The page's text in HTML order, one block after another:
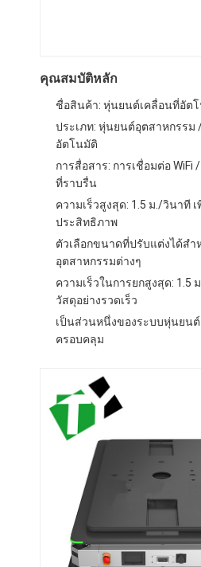
Blog
พูดคุยกันตอนนี้
รถนําทางอัตโนมัติ AGV
เครื่องยกยนต์แบบปัญญา
โรบ็อตเคลื่อนที่แบบอิสระ AMR
รถขนส่งเก็บของสามมิติ
ชาซีภายนอก UGV ที่ควบคุมด้ว
ส่วนประกอบของ AGV
การขับเคลื่อนการประกอบสเตียร์
การจัดเก็บ AGV การจัดตั้งกลไกยก
กระดานไฟฟ้าพัลเล็ต
อุปกรณ์อัตโนมัติที่ไม่ใช่มาตรฐ
คุณสมบัติหลัก
ชื่อสินค้า: หุ่นยนต์เคลื่อนที่อัตโ
ประเภท: หุ่นยนต์อุตสาหกรรม
อัตโนมัติ
การสื่อสาร: การเชื่อมต่อ WiFi
ที่ราบรื่น
ความเร็วสูงสุด: 1.5 ม./วินาที
ประสิทธิภาพ
ตัวเลือกขนาดที่ปรับแต่งได้สำ
อุตสาหกรรมต่างๆ
ความเร็วในการยกสูงสุด: 1.5
วัสดุอย่างรวดเร็ว
เป็นส่วนหนึ่งของระบบหุ่นยน
ครอบคลุม